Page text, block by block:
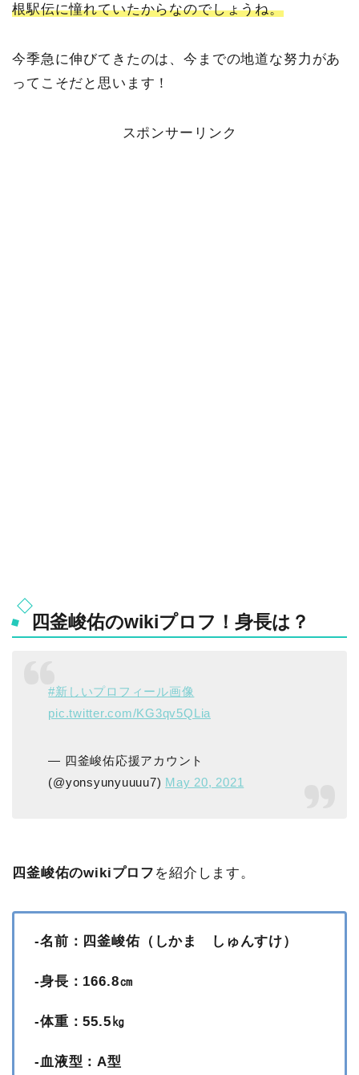
根駅伝に憧れていたからなのでしょうね。
今季急に伸びてきたのは、今までの地道な努力があ
ってこそだと思います！
スポンサーリンク
四釜峻佑のwikiプロフ！身長は？
#新しいプロフィール画像
pic.twitter.com/KG3qv5QLia
— 四釜峻佑応援アカウント
(@yonsyunyuuuu7) May 20, 2021
四釜峻佑のwikiプロフ を紹介します。
-名前：四釜峻佑（しかま しゅんすけ）
-身長：166.8㎝
-体重：55.5㎏
-血液型：A型